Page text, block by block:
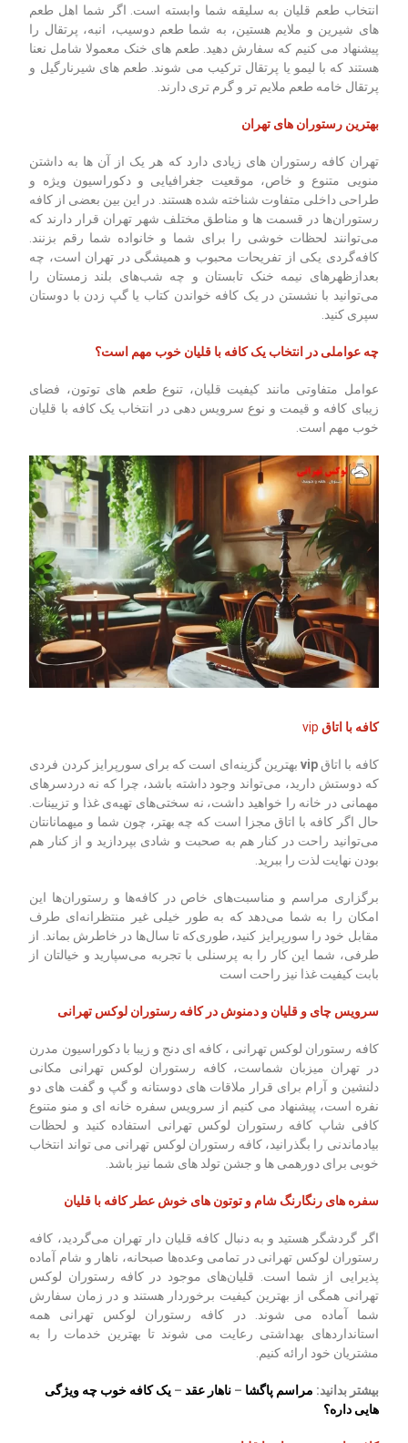
انتخاب طعم قلیان به سلیقه شما وابسته است. اگر شما اهل طعم
‌های شیرین و ملایم هستین، به شما طعم دوسیب، انبه، پرتقال را
پیشنهاد می‌ کنیم که سفارش دهید. طعم ‌های خنک معمولا شامل نعنا
هستند که با لیمو یا پرتقال ترکیب می شوند. طعم ‌های شیرنارگیل و
پرتقال خامه طعم ملایم ‌تر و گرم ‌تری دارند.
بهترین رستوران های تهران
تهران کافه رستوران‌ های زیادی دارد که هر یک از آن ها به داشتن
منویی متنوع و خاص، موقعیت جغرافیایی و دکوراسیون ویژه و
طراحی داخلی متفاوت شناخته شده هستند. در این بین بعضی از کافه
رستوران‌ها در قسمت ها و مناطق مختلف شهر تهران قرار دارند که
می‌توانند لحظات خوشی را برای شما و خانواده شما رقم بزنند.
کافه‌گردی یکی از تفریحات محبوب و همیشگی در تهران است، چه
بعدازظهرهای نیمه خنک تابستان و چه شب‌های بلند زمستان را
می‌توانید با نشستن در یک کافه خواندن کتاب یا گپ زدن با دوستان
سپری کنید.
چه عواملی در انتخاب یک کافه با قلیان خوب مهم است؟
عوامل متفاوتی مانند کیفیت قلیان، تنوع طعم های توتون، فضای
زیبای کافه و قیمت و نوع سرویس دهی در انتخاب یک کافه با قلیان
خوب مهم است.
کافه با اتاق vip
کافه با اتاق vip بهترین گزینه‌ای است که برای سورپرایز کردن فردی
که دوستش دارید، می‌تواند وجود داشته باشد، چرا که نه دردسرهای
مهمانی در خانه را خواهید داشت، نه سختی‌های تهیه‌ی غذا و تزیینات.
حال اگر کافه با اتاق مجزا است که چه بهتر، چون شما و میهمانانتان
می‌توانید راحت در کنار هم به صحبت و شادی بپردازید و از کنار هم
بودن نهایت لذت را ببرید.
برگزاری مراسم و مناسبت‌های خاص در کافه‌ها و رستوران‌ها این
امکان را به شما می‌دهد که به طور خیلی غیر منتظرانه‌ای طرف
مقابل خود را سورپرایز کنید، طوری‌که تا سال‌ها در خاطرش بماند. از
طرفی، شما این کار را به پرسنلی با تجربه می‌سپارید و خیالتان از
بابت کیفیت غذا نیز راحت است
سرویس چای و قلیان و دمنوش در کافه رستوران لوکس تهرانی
کافه رستوران لوکس تهرانی ، کافه ای دنج و زیبا با دکوراسیون مدرن
در تهران میزبان شماست، کافه رستوران لوکس تهرانی مکانی
دلنشین و آرام برای قرار ملاقات های دوستانه و گپ و گفت های دو
نفره است، پیشنهاد می کنیم از سرویس سفره خانه ای و منو متنوع
کافی شاپ کافه رستوران لوکس تهرانی استفاده کنید و لحظات
بیادماندنی را بگذرانید، کافه رستوران لوکس تهرانی می تواند انتخاب
خوبی برای دورهمی ها و جشن تولد های شما نیز باشد.
سفره های رنگارنگ شام و توتون ‌های خوش عطر کافه با قلیان
اگر گردشگر هستید و به دنبال کافه قلیان دار تهران می‌گردید، کافه
رستوران لوکس تهرانی در تمامی وعده‌ها صبحانه، ناهار و شام آماده
پذیرایی از شما است. قلیان‌های موجود در کافه رستوران لوکس
تهرانی همگی از بهترین کیفیت برخوردار هستند و در زمان سفارش
شما آماده می شوند. در کافه رستوران لوکس تهرانی همه
استانداردهای بهداشتی رعایت می‌ شوند تا بهترین خدمات را به
مشتریان خود ارائه کنیم.
بیشتر بدانید: مراسم پاگشا –ناهار عقد –یک کافه خوب چه ویژگی
هایی داره؟